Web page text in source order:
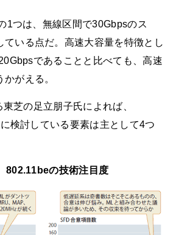
1つは、無線区間で30Gbpsのス
ている点だ。高速大容量を特徴とし
であることと比べても、高速
がえる。
芝の足立朋子氏によれば、
検討している要素は主として4つ
の技術注目度